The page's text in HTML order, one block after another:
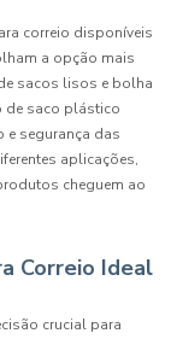
correio disponíveis
a opção mais
sacos lisos e bolha
de saco plástico
e segurança das
aplicações,
cheguem ao
Correio Ideal
crucial para